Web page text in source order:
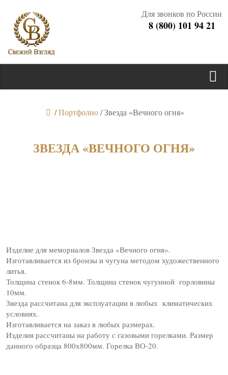
Для звонков по России
8 (800) 101 94 21
/Портфолио /Звезда «Вечного огня»
ЗВЕЗДА «ВЕЧНОГО ОГНЯ»
Изделие для мемориалов Звезда «Вечного огня».
Изготавливается из бронзы и чугуна методом художественного
литья.
Толщина стенок 6-8мм. Толщина стенок чугунной горловины
10мм.
Звезда рассчитана для эксплуатации в любых климатических
условиях.
Изготавливается на заказ в любых размерах.
Изделия рассчитаны на работу с газовыми горелками. Размер
данного образца 800х800мм. Горелка ВО-20.